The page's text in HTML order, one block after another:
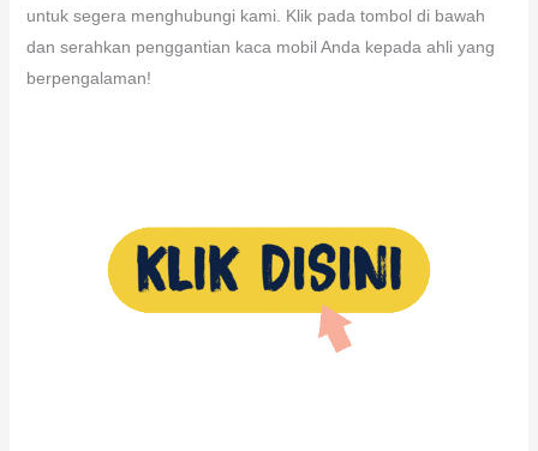
untuk segera menghubungi kami. Klik pada tombol di bawah
dan serahkan penggantian kaca mobil Anda kepada ahli yang
berpengalaman!